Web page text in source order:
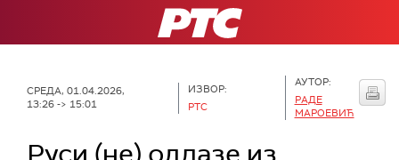
РТС
СРЕДА, 01.04.2026,
13:26 -> 15:01
ИЗВОР:
РТС
АУТОР:
РАДЕ
МАРОЕВИЋ